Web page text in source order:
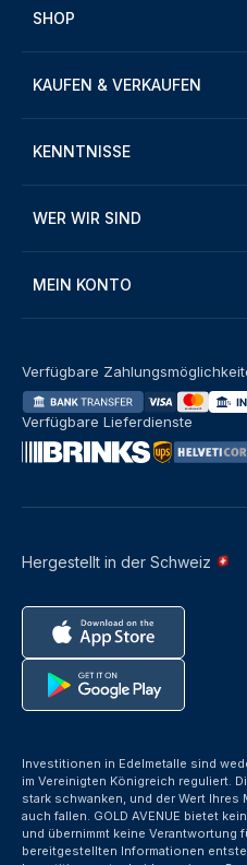
SHOP
KAUFEN & VERKAUFEN
KENNTNISSE
WER WIR SIND
MEIN KONTO
Hergestellt in der Schweiz
Verfügbare
Verfügbare Lieferdienste
Investitionen in Edelmetalle sind
im Vereinigten Königreich reguliert.
stark schwanken, und der Wert
auch fallen. GOLD AVENUE bietet
und übernimmt keine Verantwortung
bereitgestellten Informationen